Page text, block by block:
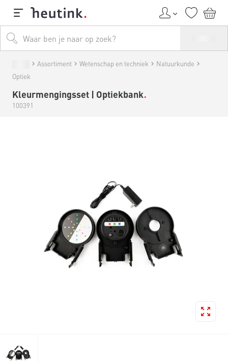
Assortiment Wetenschap en techniek
Natuurkunde
Optiek
Kleurmengingsset | Optiekbank
100391